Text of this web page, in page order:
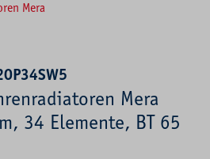
Mera
Mera
34 Elemente, BT 65